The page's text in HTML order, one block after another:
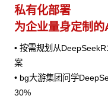
私有化部署
为企业量身定制
• 按需规划从
案
• bg大游集团问学
30%